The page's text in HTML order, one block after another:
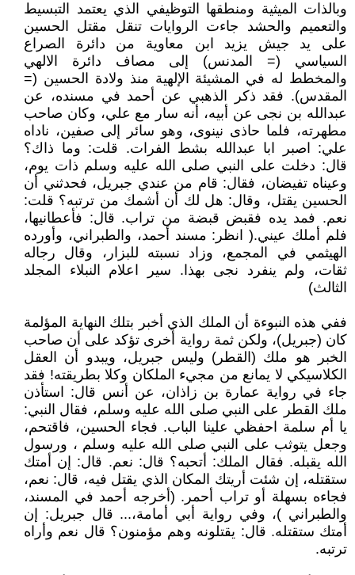
وبالذات الميثية ومنطقها التوظيفي الذي يعتمد التبسيط
والتعميم والحشد جاءت الروايات تنقل مقتل الحسين
على يد جيش يزيد ابن معاوية من دائرة الصراع
السياسي (= المدنس) إلى مصاف دائرة الالهي
والمخطط له في المشيئة الإلهية منذ ولادة الحسين (=
المقدس). فقد ذكر الذهبي عن أحمد في مسنده، عن
عبدالله بن نجى عن أبيه، أنه سار مع علي، وكان صاحب
مطهرته، فلما حاذى نينوى، وهو سائر إلى صفين، ناداه
علي: اصبر ابا عبدالله بشط الفرات. قلت: وما ذاك؟
قال: دخلت على النبي صلى الله عليه وسلم ذات يوم،
وعيناه تفيضان، فقال: قام من عندي جبريل، فحدثني أن
الحسين يقتل، وقال: هل لك أن أشمك من ترتبه؟ قلت:
نعم. فمد يده فقبض قبضة من تراب. قال: فأعطانيها،
فلم أملك عيني.( انظر: مسند أحمد، والطبراني، وأورده
الهيثمي في المجمع، وزاد نسبته للبزار، وقال رجاله
ثقات، ولم ينفرد نجى بهذا. سير اعلام النبلاء المجلد
الثالث)
ففي هذه النبوءة أن الملك الذي أخبر بتلك النهاية المؤلمة
كان (جبريل)، ولكن ثمة رواية أخرى تؤكد على أن صاحب
الخبر هو ملك (القطر) وليس جبريل، ويبدو أن العقل
الكلاسيكي لا يمانع من مجيء الملكان وكلا بطريقته! فقد
جاء في رواية عمارة بن زاذان، عن أنس قال: استأذن
ملك القطر على النبي صلى الله عليه وسلم، فقال النبي:
يا أم سلمة احفظي علينا الباب. فجاء الحسين، فاقتحم،
وجعل يتوثب على النبي صلى الله عليه وسلم ، ورسول
الله يقبله. فقال الملك: أتحبه؟ قال: نعم. قال: إن أمتك
ستقتله، إن شئت أريتك المكان الذي يقتل فيه، قال: نعم،
فجاءه بسهلة أو تراب أحمر. (أخرجه أحمد في المسند،
والطبراني )، وفي رواية أبي أمامة،... قال جبريل: إن
أمتك ستقتله. قال: يقتلونه وهم مؤمنون؟ قال نعم وأراه
ترتبه.